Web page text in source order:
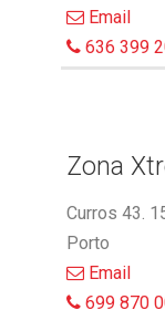
Email
636 399
Zona
Curros 43.
Porto
Email
699 870